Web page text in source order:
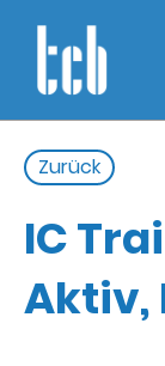
Zurück
IC
Aktiv,